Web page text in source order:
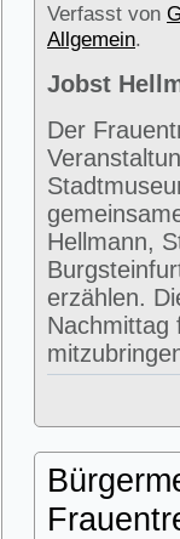
Verfasst von
Allgemein.
Jobst
Der
Hellmann,
erzählen.
Nachmittag